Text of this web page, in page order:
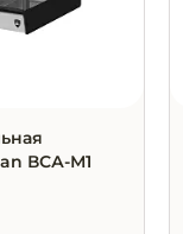
ВСА-М1